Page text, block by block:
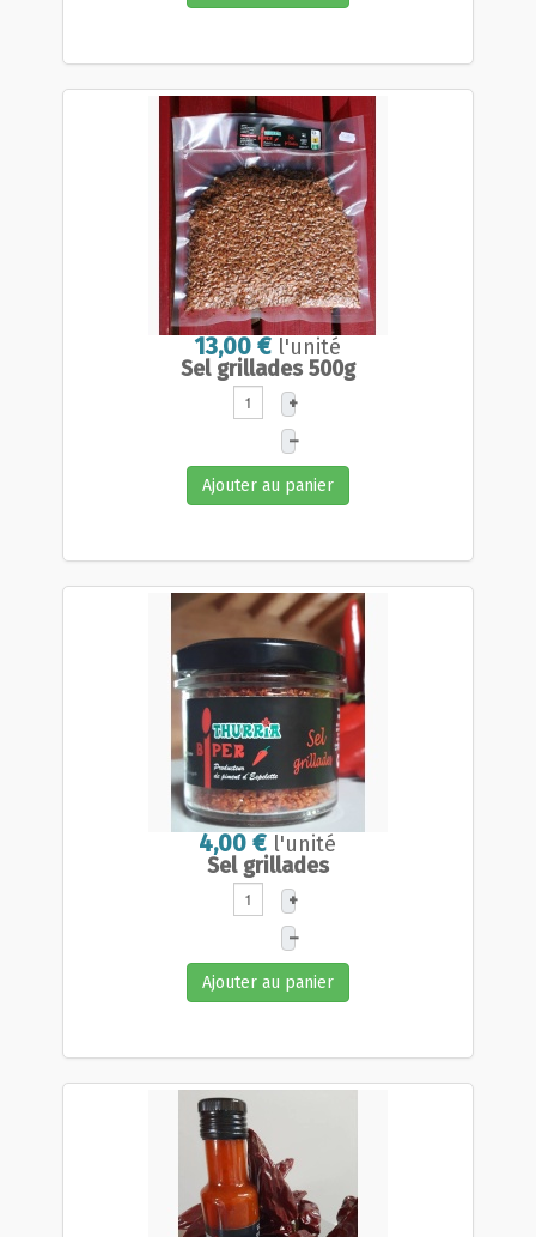
13,00 € l'unité
Sel grillades 500g
+
–
Ajouter au panier
4,00 € l'unité
Sel grillades
+
–
Ajouter au panier